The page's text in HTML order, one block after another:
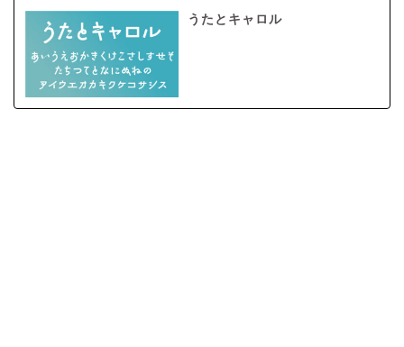
うたとキャロル